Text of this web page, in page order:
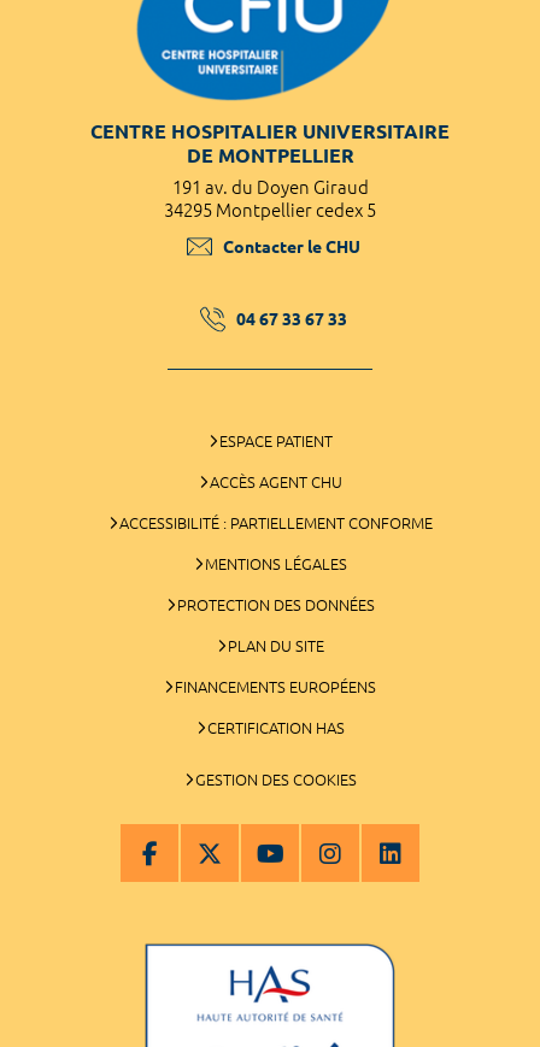
CENTRE HOSPITALIER UNIVERSITAIRE
DE MONTPELLIER
191 av. du Doyen Giraud
34295 Montpellier cedex 5
Contacter le CHU
04 67 33 67 33
ESPACE PATIENT
ACCÈS AGENT CHU
ACCESSIBILITÉ : PARTIELLEMENT CONFORME
MENTIONS LÉGALES
PROTECTION DES DONNÉES
PLAN DU SITE
FINANCEMENTS EUROPÉENS
CERTIFICATION HAS
GESTION DES COOKIES